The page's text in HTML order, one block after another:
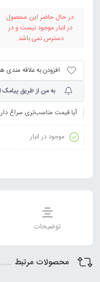
در حال حاضر این محصول
در انبار موجود نیست و در
دسترس نمی باشد.
افزودن به علاقه مندی
به من از طریق پیامک
آیا قیمت مناسب‌تری سراغ
موجود در انبار
توضیحات
محصولات مرتبط